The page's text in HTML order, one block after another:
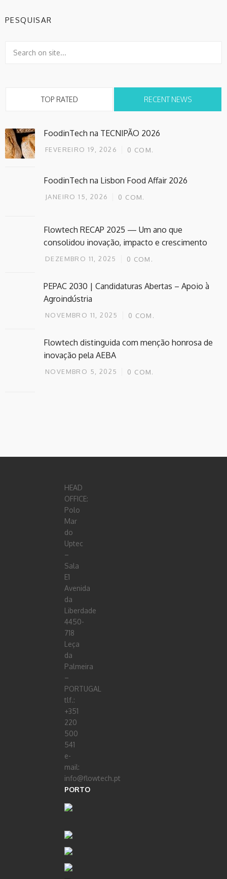
PESQUISAR
TOP RATED RECENT NEWS
FoodinTech na TECNIPÃO 2026
FEVEREIRO 19, 2026 0 COM.
FoodinTech na Lisbon Food Affair 2026
JANEIRO 15, 2026 0 COM.
Flowtech RECAP 2025 — Um ano que
consolidou inovação, impacto e crescimento
DEZEMBRO 11, 2025 0 COM.
PEPAC 2030 | Candidaturas Abertas – Apoio à
Agroindústria
NOVEMBRO 11, 2025 0 COM.
Flowtech distinguida com menção honrosa de
inovação pela AEBA
NOVEMBRO 5, 2025 0 COM.
HEAD
OFFICE:
Polo
Mar
do
Uptec
–
Sala
E1
Avenida
da
Liberdade
4450-
718
Leça
da
Palmeira
–
PORTUGAL
tlf.:
+351
220
500
541
e-
mail:
info@flowtech.pt
PORTO